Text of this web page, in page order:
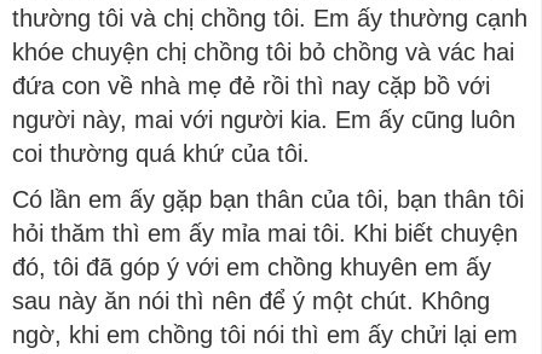
thường tôi và chị chồng tôi. Em ấy thường cạnh
khóe chuyện chị chồng tôi bỏ chồng và vác hai
đứa con về nhà mẹ đẻ rồi thì nay cặp bồ với
người này, mai với người kia. Em ấy cũng luôn
coi thường quá khứ của tôi.
Có lần em ấy gặp bạn thân của tôi, bạn thân tôi
hỏi thăm thì em ấy mỉa mai tôi. Khi biết chuyện
đó, tôi đã góp ý với em chồng khuyên em ấy
sau này ăn nói thì nên để ý một chút. Không
ngờ, khi em chồng tôi nói thì em ấy chửi lại em